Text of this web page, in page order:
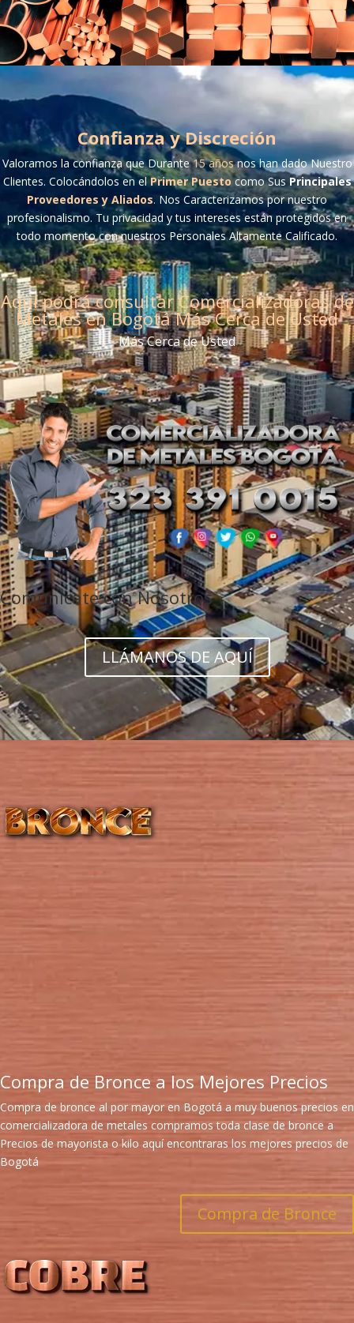
Confianza y Discreción
Valoramos la confianza que Durante15 añosnos han dado Nuestro
Clientes. Colocándolos en elPrimer Puesto como SusPrincipales
Proveedores y Aliados. Nos Caracterizamos por nuestro
profesionalismo. Tu privacidad y tus intereses están protegidos en
todo momento con nuestros Personales Altamente Calificado.
Aquí podrá consultar Comercializadoras de
Metales en Bogotá Más Cerca de Usted
Más Cerca de Usted
Comunicate con Nosotros
LLÁMANOS DE AQUÍ
Compra de Bronce a los Mejores Precios
Compra de bronce al por mayor en Bogotá a muy buenos precios en
comercializadora de metales compramos toda clase de bronce a
Precios de mayorista o kilo aquí encontraras los mejores precios de
Bogotá
Compra de Bronce